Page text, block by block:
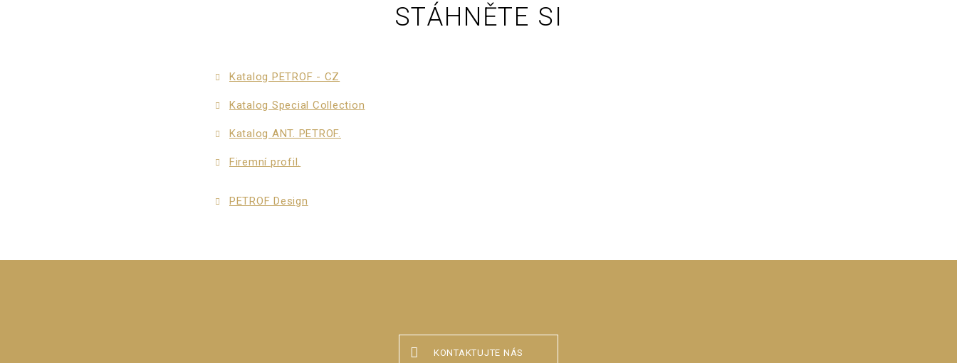
STÁHNĚTE SI
Katalog PETROF - CZ
Katalog Special Collection
Katalog ANT. PETROF.
Firemní profil.
PETROF Design
KONTAKTUJTE NÁS